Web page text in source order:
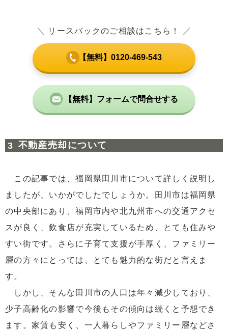
＼ リースバックのご相談はこちら！ ／
【無料】0120-469-543
【無料】フォームで問合せする
不動産売却について
この記事では、福岡県田川市について詳しく説明し
ましたが、いかがでしたでしょうか。田川市は福岡県
の中央部にあり、福岡市内や北九州市への交通アクセ
スが良く、飲食店が充実しているため、とても住みや
すい街です。さらに子育て支援が手厚く、ファミリー
層の方々にとっては、とても魅力的な街だと言えま
す。
しかし、そんな田川市の人口は年々減少しており、
少子高齢化の影響で今後もその傾向は続くと予想でき
ます。家賃も安く、一人暮らしやファミリー層などさ